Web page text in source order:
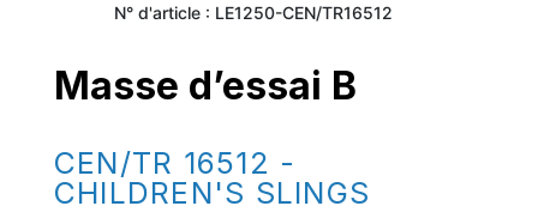
N° d'article : LE1250-CEN/TR16512
Masse d’essai B
CEN/TR 16512 -
CHILDREN'S SLINGS